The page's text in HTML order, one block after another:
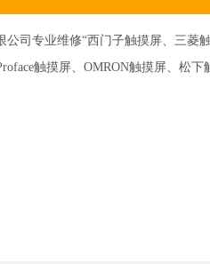
专业维修“西门子触摸屏、三菱
触摸屏、OMRON触摸屏、松下